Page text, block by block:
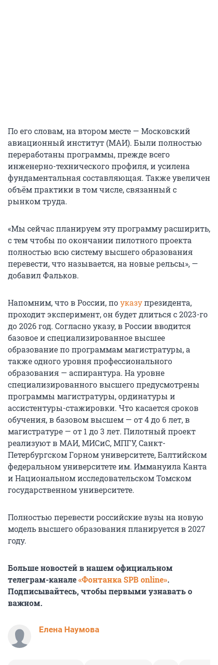
По его словам, на втором месте — Московский
авиационный институт (МАИ). Были полностью
переработаны программы, прежде всего
инженерно-технического профиля, и усилена
фундаментальная составляющая. Также увеличен
объём практики в том числе, связанный с
рынком труда.
«Мы сейчас планируем эту программу расширить,
с тем чтобы по окончании пилотного проекта
полностью всю систему высшего образования
перевести, что называется, на новые рельсы», —
добавил Фальков.
Напомним, что в России, поуказупрезидента,
проходит эксперимент, он будет длиться с 2023-го
до 2026 год. Согласно указу, в России вводится
базовое и специализированное высшее
образование по программам магистратуры, а
также одного уровня профессионального
образования — аспирантура. На уровне
специализированного высшего предусмотрены
программы магистратуры, ординатуры и
ассистентуры-стажировки. Что касается сроков
обучения, в базовом высшем — от 4 до 6 лет, в
магистратуре — от 1 до 3 лет. Пилотный проект
реализуют в МАИ, МИСиС, МПГУ, Санкт-
Петербургском Горном университете, Балтийском
федеральном университете им. Иммануила Канта
и Национальном исследовательском Томском
государственном университете.
Полностью перевести российские вузы на новую
модель высшего образования планируется в 2027
году.
Больше новостей в нашем официальном
телеграм-канале«Фонтанка SPB online».
Подписывайтесь, чтобы первыми узнавать о
важном.
Елена Наумова